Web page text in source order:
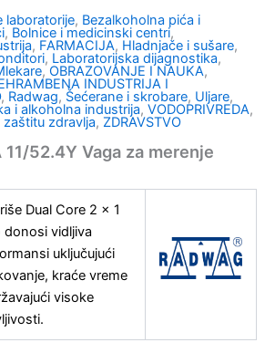
laboratorije, Bezalkoholna pića i
, Bolnice i medicinski centri,
, FARMACIJA, Hladnjače i sušare,
, Laboratorijska dijagnostika,
, OBRAZOVANJE I NAUKA,
INDUSTRIJA I
, Radwag, Šećerane i skrobare, Uljare,
i alkoholna industrija, VODOPRIVREDA,
zdravlja, ZDRAVSTVO
11/52.4Y Vaga za merenje
Dual Core 2 x 1
vidljiva
uključujući
kraće vreme
visoke